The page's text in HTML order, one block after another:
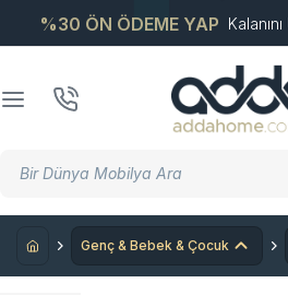
%30 ÖN ÖDEME YAP
Genç & Bebek & Çocuk